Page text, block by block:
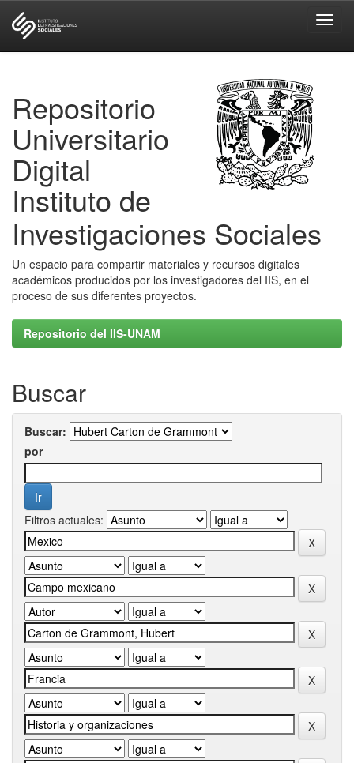
Repositorio
Universitario
Digital
Instituto de
Investigaciones Sociales
Un espacio para compartir materiales y recursos digitales
académicos producidos por los investigadores del IIS, en el
proceso de sus diferentes proyectos.
Repositorio del IIS-UNAM
Buscar
Buscar:
por
Filtros actuales: